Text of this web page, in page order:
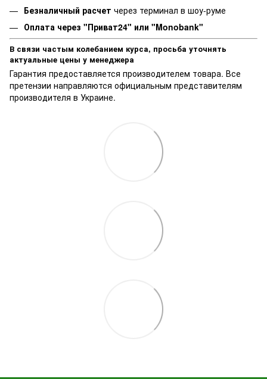
Безналичный расчет через терминал в шоу-руме
Оплата через "Приват24" или "Monobank"
В связи частым колебанием курса, просьба уточнять
актуальные цены у менеджера
Гарантия предоставляется производителем товара. Все
претензии направляются официальным представителям
производителя в Украине.